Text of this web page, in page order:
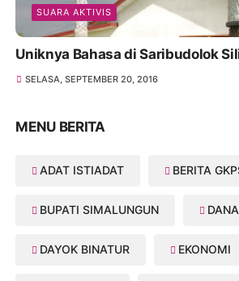
SUARA AKTIVIS
Uniknya Bahasa di Saribudolok
SELASA, SEPTEMBER 20, 2016
MENU BERITA
ADAT ISTIADAT BERITA
BUPATI SIMALUNGUN
DAYOK BINATUR EKONOMI